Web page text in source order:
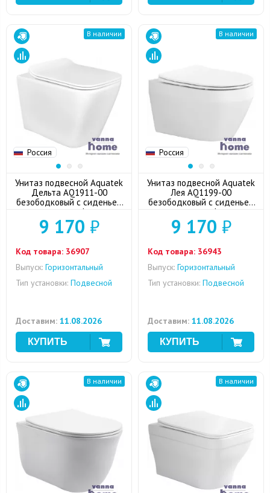
Россия
В наличии
Унитаз подвесной Aquatek
Дельта AQ1911-00
безободковый с сиденьем
микролифт
9 170 ₽
Код товара: 36907
Выпуск: Горизонтальный
Тип установки: Подвесной
Доставим: 11.08.2026
Россия
В наличии
Унитаз подвесной Aquatek
Лея AQ1199-00
безободковый с сиденьем
микролифт
9 170 ₽
Код товара: 36943
Выпуск: Горизонтальный
Тип установки: Подвесной
Доставим: 11.08.2026
В наличии В наличии